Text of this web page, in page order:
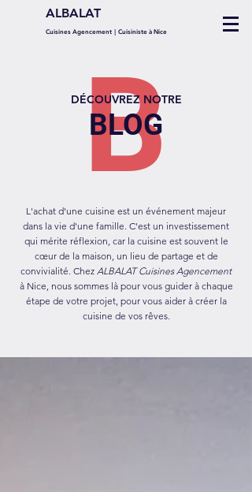
ALBALAT
Cuisines Agencement | Cuisiniste à Nice
B
BLOG
DÉCOUVREZ NOTRE
L'achat d'une cuisine est un événement majeur
dans la vie d'une famille. C'est un investissement
qui mérite réflexion, car la cuisine est souvent le
cœur de la maison, un lieu de partage et de
convivialité. Chez ALBALAT Cuisines Agencement
à Nice, nous sommes là pour vous guider à chaque
étape de votre projet, pour vous aider à créer la
cuisine de vos rêves.